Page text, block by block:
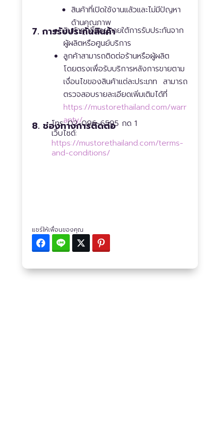
สินค้าที่เปิดใช้งานแล้วและไม่มีปัญหา
ด้านคุณภาพ
7. การรับประกันสินค้า
สินค้าทุกชิ้นอยู่ภายใต้การรับประกันจาก
ผู้ผลิตหรือศูนย์บริการ
ลูกค้าสามารถติดต่อร้านหรือผู้ผลิต
โดยตรงเพื่อรับบริการหลังการขายตาม
เงื่อนไขของสินค้าแต่ละประเภท สามารถ
ตรวจสอบรายละเอียดเพิ่มเติมได้ที่
https://mustorethailand.com/warr
anty/
8. ช่องทางการติดต่อ
โทร: 02-096-6595 กด 1
เว็บไซต์:
https://mustorethailand.com/terms-
and-conditions/
แชร์ให้เพื่อนของคุณ
Facebook
Line Twitter